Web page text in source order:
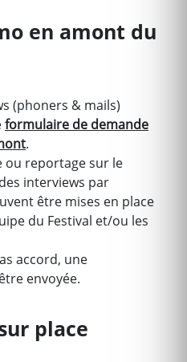
en amont du
(phoners & mails)
formulaire de demande
.
ou reportage sur le
interviews par
être mises en place
du Festival et/ou les
accord, une
envoyée.
place